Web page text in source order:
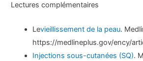
Lectures complémentaires
Levieillissement de la peau.
https://medlineplus.gov/ency/
Injections sous-cutanées (SQ).